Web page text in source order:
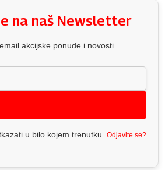
na naš Newsletter
akcijske ponude i novosti
u bilo kojem trenutku. Odjavite se?